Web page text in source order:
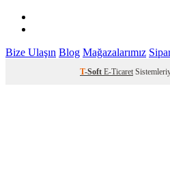
Bize Ulaşın Blog Mağazalarımız
T-Soft E-Ticaret